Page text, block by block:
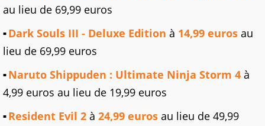
au lieu de 69,99 euros
Dark Souls III - Deluxe Edition à 14,99 euros au
lieu de 69,99 euros
Naruto Shippuden : Ultimate Ninja Storm 4 à
4,99 euros au lieu de 19,99 euros
Resident Evil 2 à 24,99 euros au lieu de 49,99